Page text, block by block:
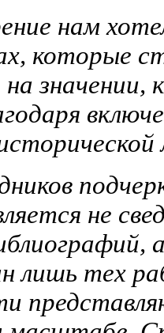
нам
которые
на
не
лишь тех